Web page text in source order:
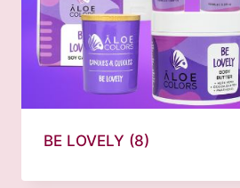
BE LOVELY (8)